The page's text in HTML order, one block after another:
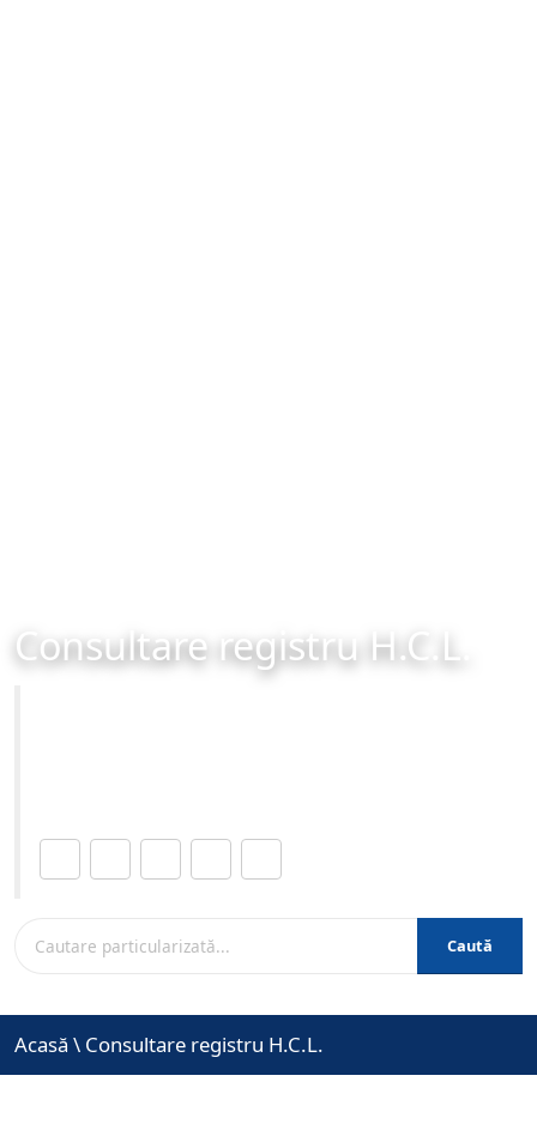
Consultare registru H.C.L.
Caută
Acasă \ Consultare registru H.C.L.